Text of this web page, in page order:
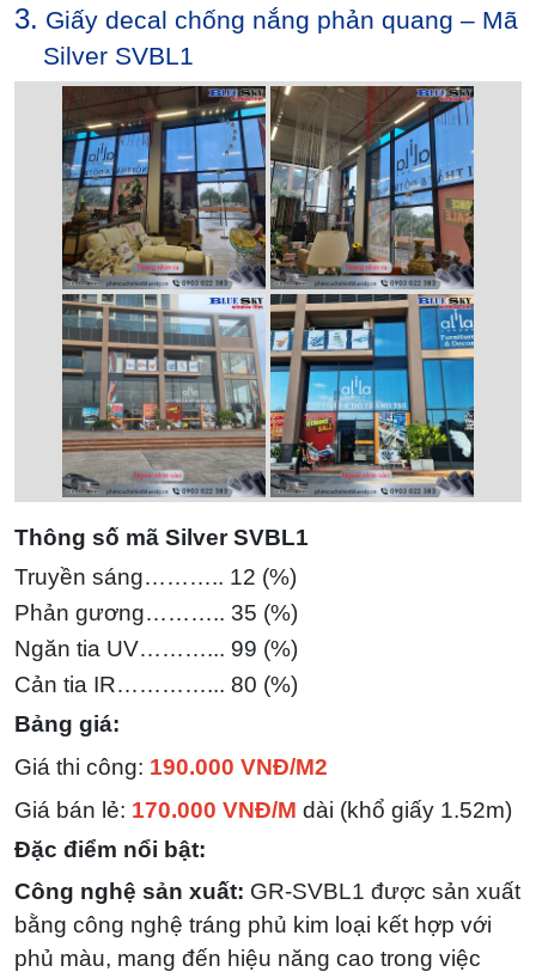
3. Giấy decal chống nắng phản quang – Mã
Silver SVBL1
Thông số mã Silver SVBL1
Truyền sáng……….. 12 (%)
Phản gương……….. 35 (%)
Ngăn tia UV………... 99 (%)
Cản tia IR…………... 80 (%)
Bảng giá:
Giá thi công: 190.000 VNĐ/M2
Giá bán lẻ: 170.000 VNĐ/M dài (khổ giấy 1.52m)
Đặc điểm nổi bật:
Công nghệ sản xuất: GR-SVBL1 được sản xuất
bằng công nghệ tráng phủ kim loại kết hợp với
phủ màu, mang đến hiệu năng cao trong việc